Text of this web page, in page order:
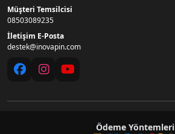
Müşteri Temsilcisi
08503089235
İletişim E-Posta
destek@inovapin.com
Ödeme Yöntemleri